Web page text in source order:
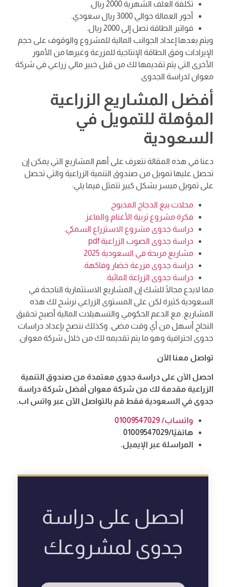
تكلفة العلف الشهرية 2000 ريال.
أجور العمالة حوالي 3000 ريال سعودي.
فواتير الطاقة تصل إلى 2000 ريال.
ويتم بعدها إعداد الجوانب المالية للمشروع والوقوف على حجم
الإيرادات وفق الطاقة الإنتاجية للمزرعة وغيرها من الأمور
الأخرى التي يتم تقديمها لك من قبل خبير مالي زراعي في شركة
معوان لدراسة الجدوى.
أفضل المشاريع الزراعية
المؤهلة للتمويل في
السعودية
دعنا في هذه المقالة نتعرف على أهم المشاريع التي يمكن إن
تحصل عليها تمويل من صندوق التنمية الزراعية والتي تحصل
على تمويل ميسر بشكل كبير تتمثل فيما يلي:
محلات بيع الدجاج المذبوح
فكرة مشروع تربية الأغنام والماعز.
دراسة جدوى مشروع الاستزراع السمكي.
دراسة جدوى الصوب الزراعية pdf
مشاريع مربحة في السعودية 2025
دراسة جدوى مزرعة خضار وفاكهة.
دراسة جدوى الزراعة المائية.
مما لايدع مجالًا للشك إن المشاريع الاستثمارية الناجحة في
السعودية كثيرة لكن على المستوى الزراعي نرشح لك هذه
المشاريع. مع الدعم الحكومي والتسهيلات المالية أصبح تحقيق
النجاح أسهل من أي وقت مضى. وكذلك ننصح بإعداد دراسات
جدوى احترافية وهو ما يتم تقديمه لك من خلال شركة معوان.
تواصل معنا الآن
احصل الآن على دراسة جدوى معتمدة من صندوق التنمية
الزراعية مقدمة لك من شركة معوان أفضل شركة دراسة
جدوى في السعودية فقط قم بالتواصل الآن عبر واتس اب.
واتساب/ 01009547029
هاتفيًا/01009547029
المراسلة عبر الإيميل.
احصل على دراسة
جدوى لمشروعك